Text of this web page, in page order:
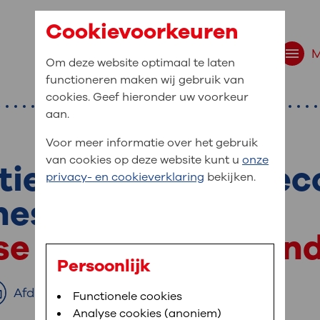
navigatie
bent u naar op
,MijnOLVG,Digitalisering
medische gegevens
In MijnOLVG kunt u uw medische
het u uitkomt. OLVG breidt MijnOLVG
met directe
en tissue
Afdrukken
Cookievoorkeuren
Om deze website optimaal te laten
functioneren maken wij gebruik van
cookies. Geef hieronder uw voorkeur
aan.
Voor meer informatie over het gebruik
van cookies op deze website kunt u onze
privacy- en cookieverklaring bekijken.
Persoonlijk
Functionele cookies
Analyse cookies (anoniem)